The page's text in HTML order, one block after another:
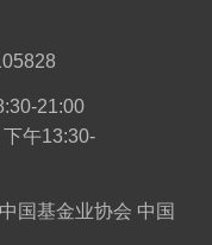
21:00
午13:30-
中国基金业协会 中国